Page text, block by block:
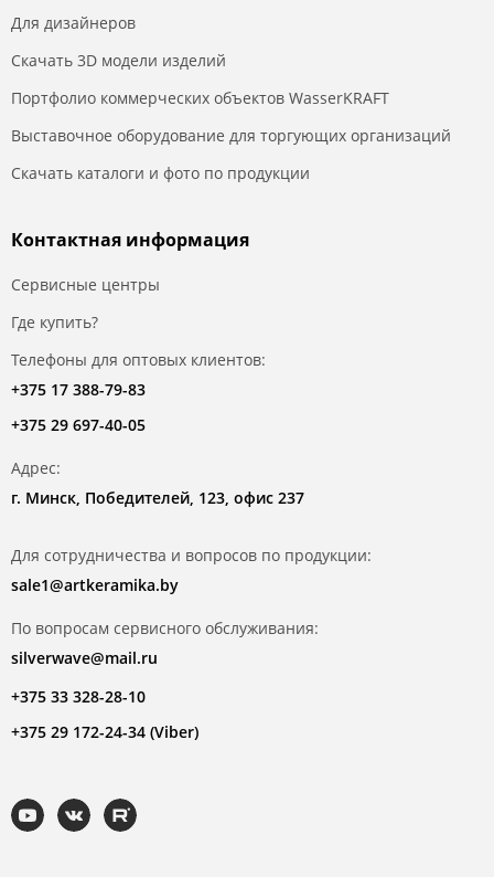
Для дизайнеров
Скачать 3D модели изделий
Портфолио коммерческих объектов WasserKRAFT
Выставочное оборудование для торгующих организаций
Скачать каталоги и фото по продукции
Контактная информация
Сервисные центры
Где купить?
Телефоны для оптовых клиентов:
+375 17 388-79-83
+375 29 697-40-05
Адрес:
г. Минск, Победителей, 123, офис 237
Для сотрудничества и вопросов по продукции:
sale1@artkeramika.by
По вопросам сервисного обслуживания:
silverwave@mail.ru
+375 33 328-28-10
+375 29 172-24-34 (Viber)